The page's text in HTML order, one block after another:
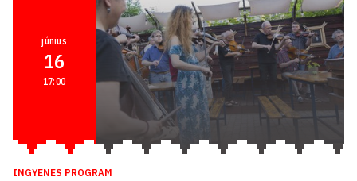
június
16
17:00
INGYENES PROGRAM